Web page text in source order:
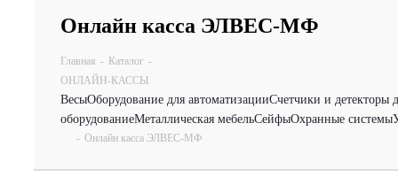
Онлайн касса ЭЛВЕС-МФ
Главная - Каталог -
ОНЛАЙН-КАССЫ
ВесыОборудование для автоматизацииСчетчики и детекторы
оборудованиеМеталлическая мебельСейфыОхранные системы
- Онлайн касса ЭЛВЕС-МФ